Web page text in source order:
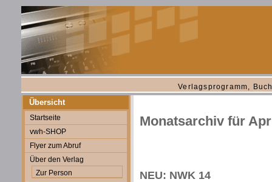
Verlagsprogramm,
Übersicht
Startseite
vwh-SHOP
Flyer zum Abruf
Über den Verlag
Zur Person
Monatsarchiv für
NEU: NWK 14